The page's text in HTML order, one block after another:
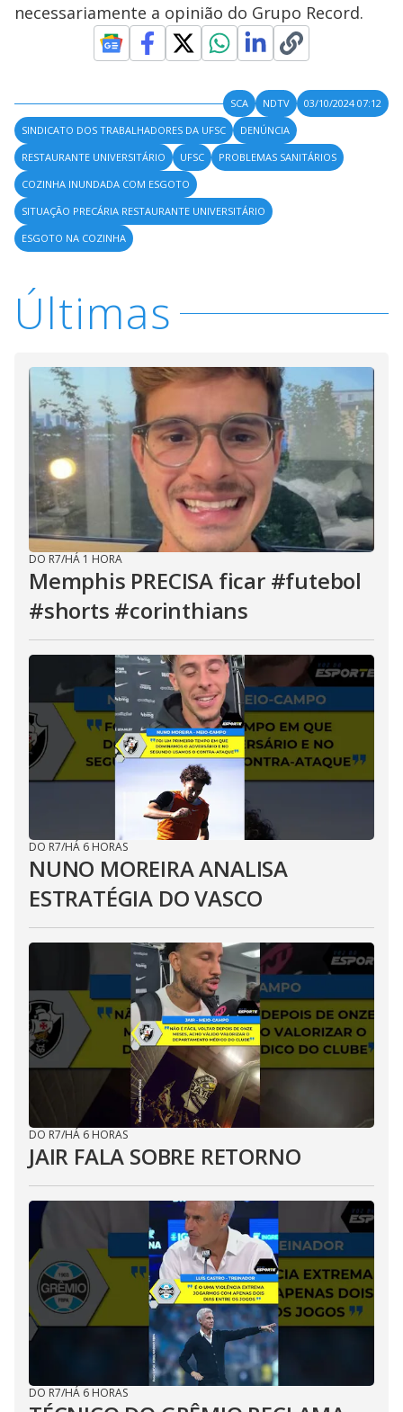
necessariamente a opinião do Grupo Record.
SCA NDTV
03/10/2024 07:12
SINDICATO DOS TRABALHADORES DA UFSC
DENÚNCIA
RESTAURANTE UNIVERSITÁRIO
UFSC
PROBLEMAS SANITÁRIOS
COZINHA INUNDADA COM ESGOTO
SITUAÇÃO PRECÁRIA RESTAURANTE UNIVERSITÁRIO
ESGOTO NA COZINHA
Últimas
DO R7/HÁ 1 HORA
Memphis PRECISA ficar #futebol
#shorts #corinthians
DO R7/HÁ 6 HORAS
NUNO MOREIRA ANALISA
ESTRATÉGIA DO VASCO
DO R7/HÁ 6 HORAS
JAIR FALA SOBRE RETORNO
DO R7/HÁ 6 HORAS